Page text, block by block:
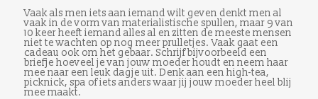
Vaak als men iets aan iemand wilt geven denkt men al
vaak in de vorm van materialistische spullen, maar 9 van
10 keer heeft iemand alles al en zitten de meeste mensen
niet te wachten op nog meer prulletjes. Vaak gaat een
cadeau ook om het gebaar. Schrijf bijvoorbeeld een
briefje hoeveel je van jouw moeder houdt en neem haar
mee naar een leuk dagje uit. Denk aan een high-tea,
picknick, spa of iets anders waar jij jouw moeder heel blij
mee maakt.